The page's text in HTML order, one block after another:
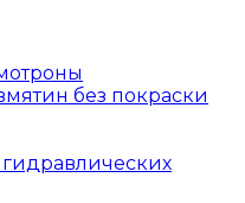
без покраски